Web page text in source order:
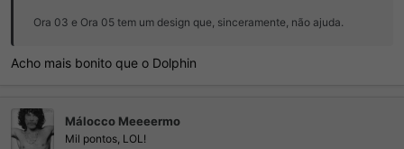
Ora 03 e Ora 05 tem um design que, sinceramente, não ajuda.
Acho mais bonito que o Dolphin
Málocco Meeeermo
Mil pontos, LOL!